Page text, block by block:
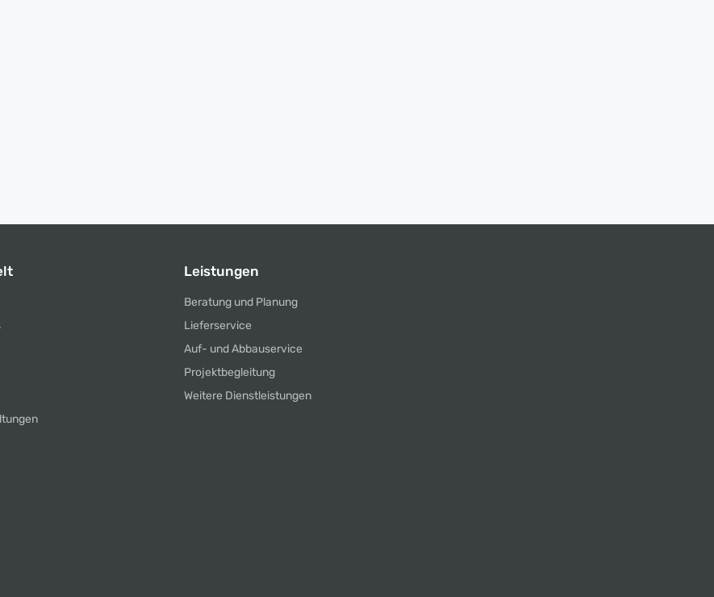
Leistungen
Beratung und Planung
Lieferservice
Auf- und Abbauservice
Projektbegleitung
Weitere Dienstleistungen